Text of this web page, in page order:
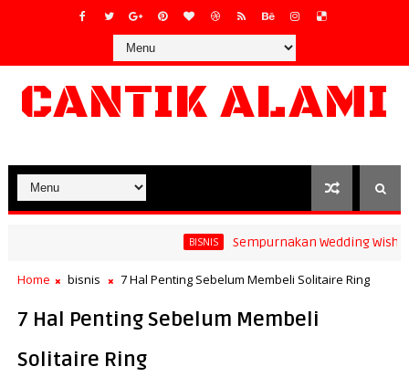
CANTIK ALAMI
BISNIS Sempurnakan Wedding Wishes
Home bisnis 7 Hal Penting Sebelum Membeli Solitaire Ring
7 Hal Penting Sebelum Membeli
Solitaire Ring